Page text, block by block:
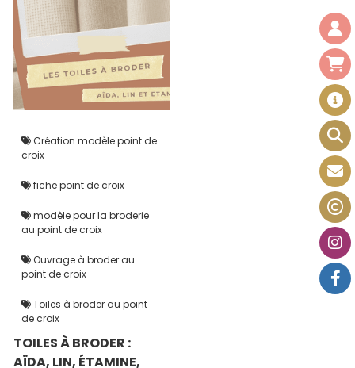
TOILES À BRODER :
AÏDA, LIN, ÉTAMINE,
Création modèle point de
croix
fiche point de croix
modèle pour la broderie
au point de croix
Ouvrage à broder au
point de croix
Toiles à broder au point
de croix